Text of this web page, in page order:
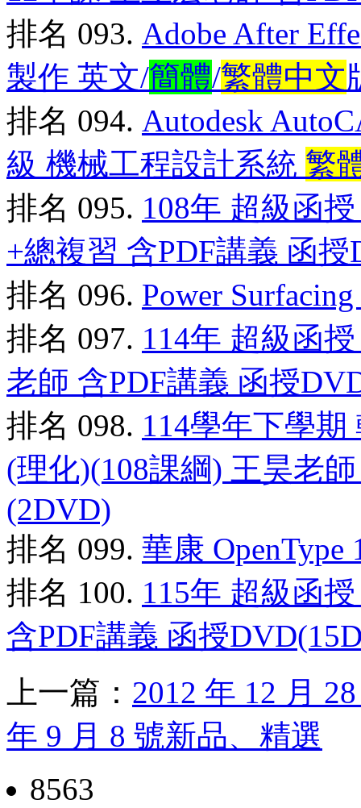
排名 093. Adobe After
製作 英文/簡體/繁體中文
排名 094. Autodesk
級 機械工程設計系統 繁
排名 095. 108年 超級函
+總複習 含PDF講義 函
排名 096. Power
排名 097. 114年 超級函
老師 含PDF講義 函授
排名 098. 114學年下學
(理化)(108課綱) 王昊老
(2DVD)
排名 099. 華康
排名 100. 115年 超級函
含PDF講義 函授
上一篇： 2012 年 12 月
年 9 月 8 號新品、精選
8563